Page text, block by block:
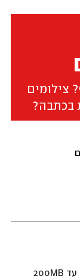
צילומים
בכתבה?